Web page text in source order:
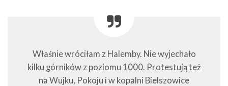
Właśnie wróciłam z Halemby. Nie wyjechało
kilku górników z poziomu 1000. Protestują też
na Wujku, Pokoju i w kopalni Bielszowice